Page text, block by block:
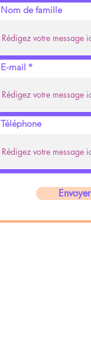
Nom de famille
E-mail
Téléphone
Envoyer